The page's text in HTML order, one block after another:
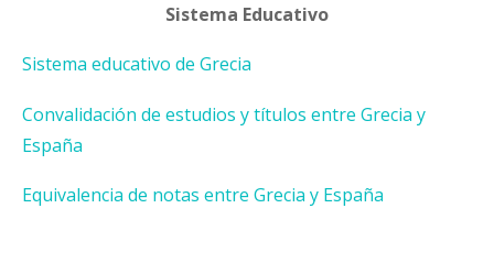
Sistema Educativo
Sistema educativo de Grecia
Convalidación de estudios y títulos entre Grecia y
España
Equivalencia de notas entre Grecia y España